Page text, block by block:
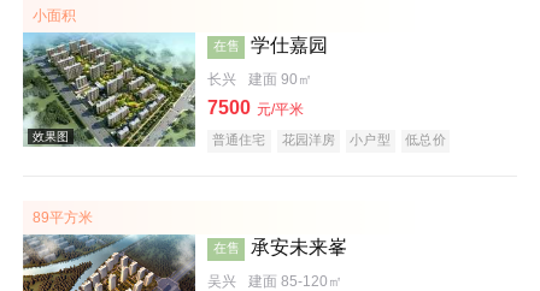
效果图
小面积
在售 学仕嘉园
长兴 建面 90㎡
7500 元/平米
普通住宅 花园洋房 小户型
低总价
89平方米
在售 承安未来峯
吴兴 建面 85-120㎡